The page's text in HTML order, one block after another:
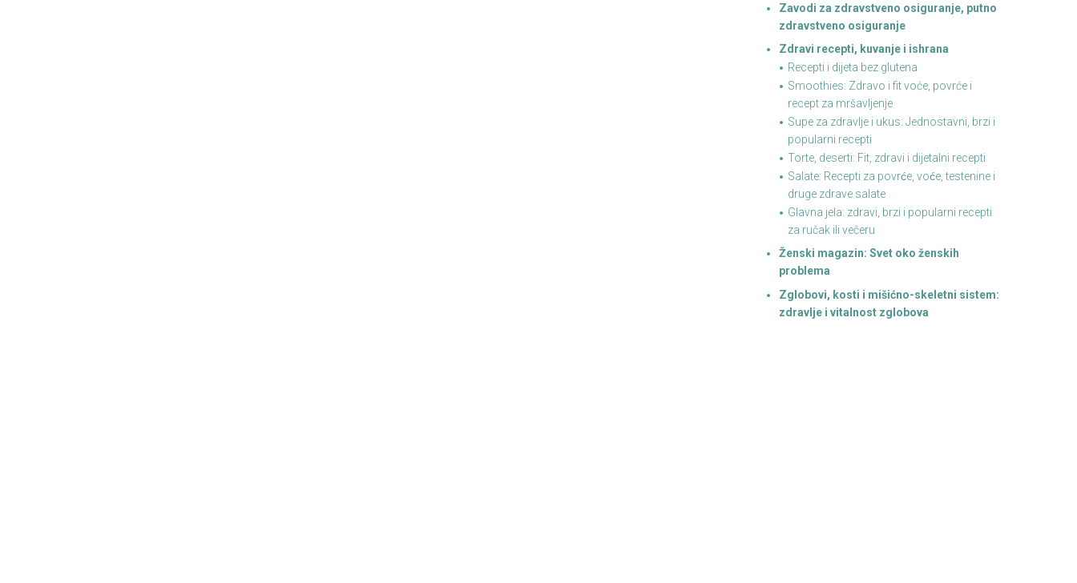
Zavodi za zdravstveno osiguranje, putno
zdravstveno osiguranje
Zdravi recepti, kuvanje i ishrana
Recepti i dijeta bez glutena
Smoothies: Zdravo i fit voće, povrće i
recept za mršavljenje
Supe za zdravlje i ukus: Jednostavni, brzi i
popularni recepti
Torte, deserti: Fit, zdravi i dijetalni recepti
Salate: Recepti za povrće, voće, testenine i
druge zdrave salate
Glavna jela: zdravi, brzi i popularni recepti
za ručak ili večeru
Ženski magazin: Svet oko ženskih
problema
Zglobovi, kosti i mišićno-skeletni sistem:
zdravlje i vitalnost zglobova